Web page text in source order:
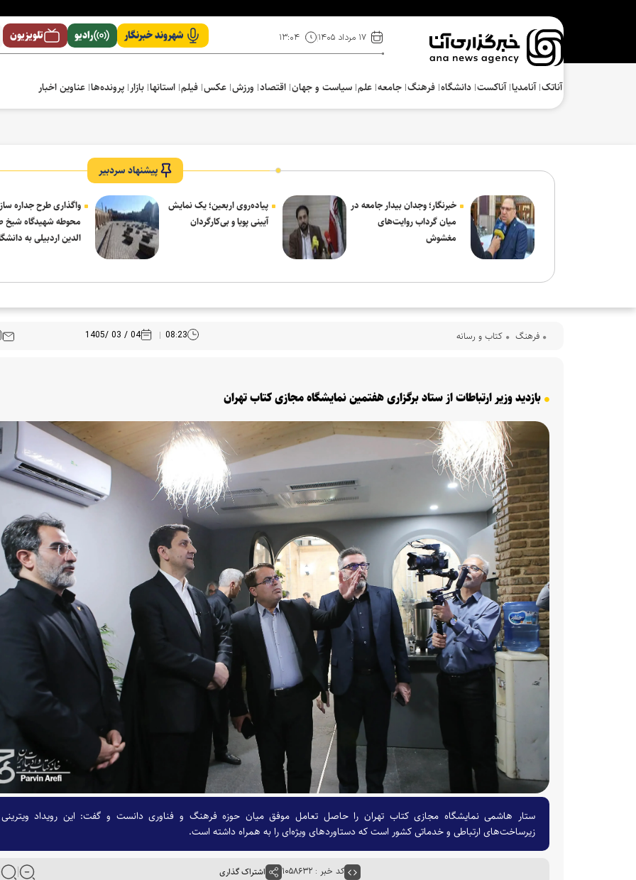
۱۷ مرداد ۱۴۰۵ ۱۳:۰۴ شهروند خبرنگار رادیو تلویزیون
آناتک آنامدیا آناکست دانشگاه فرهنگ‌ جامعه علم سیاست و جهان اقتصاد ورزش عکس فیلم استانها بازار پرونده‌ها عناوین اخبار
پیشنهاد سردبیر
خبرنگار؛ وجدان بیدار جامعه در
میان گرداب روایت‌های
مغشوش
پیاده‌روی اربعین؛ یک نمایش
آیینی پویا و بی‌کارگردان
واگذاری طرح جداره
محوطه شهیدگاه
الدین اردبیلی به
فرهنگ‌ کتاب و رسانه 08:23
04 / 03 /1405
بازدید وزیر ارتباطات از ستاد برگزاری هفتمین نمایشگاه مجازی کتاب تهران
ستار هاشمی نمایشگاه مجازی کتاب تهران را حاصل تعامل موفق میان حوزه فرهنگ و فناوری دانست و گفت: این رویداد ویترینی
زیرساخت‌های ارتباطی و خدماتی کشور است که دستاوردهای ویژه‌ای را به همراه داشته است.
کد خبر : ۱۰۵۸۶۳۲ اشتراک گذاری